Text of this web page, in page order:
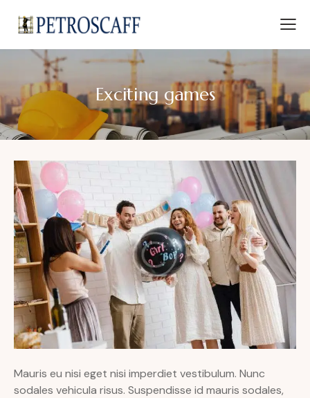
Exciting games
Mauris eu nisi eget nisi imperdiet vestibulum. Nunc
sodales vehicula risus. Suspendisse id mauris sodales,